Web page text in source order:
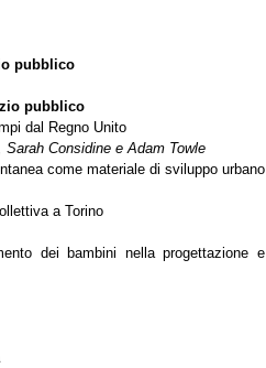
pubblico
pubblico
dal Regno Unito
Considine e Adam Towle
come materiale di sviluppo urbano
a Torino
dei bambini nella progettazione e